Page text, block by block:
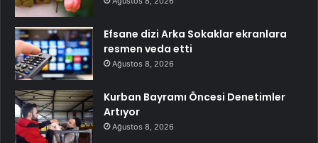
Efsane dizi Arka Sokaklar ekranlara
resmen veda etti
Ağustos 8, 2026
Kurban Bayramı Öncesi Denetimler
Artıyor
Ağustos 8, 2026